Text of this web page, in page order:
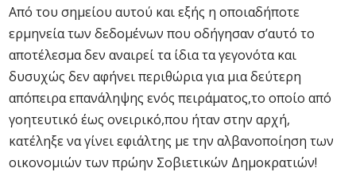
Από του σημείου αυτού και εξής η οποιαδήποτε
ερμηνεία των δεδομένων που οδήγησαν σ’αυτό το
αποτέλεσμα δεν αναιρεί τα ίδια τα γεγονότα και
δυσυχώς δεν αφήνει περιθώρια για μια δεύτερη
απόπειρα επανάληψης ενός πειράματος,το οποίο από
γοητευτικό έως ονειρικό,που ήταν στην αρχή,
κατέληξε να γίνει εφιάλτης με την αλβανοποίηση των
οικονομιών των πρώην Σοβιετικών Δημοκρατιών!